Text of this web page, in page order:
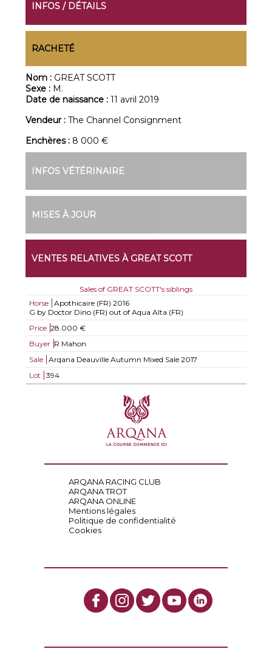
INFOS / DÉTAILS
RACHETÉ
Nom : GREAT SCOTT
Sexe : M.
Date de naissance :11 avril 2019
Vendeur :The Channel Consignment
Enchères : 8 000 €
INFOS VÉTÉRINAIRE
MISES À JOUR
VENTES RELATIVES À GREAT SCOTT
Sales of GREAT SCOTT's siblings
Horse
Apothicaire (FR) 2016
G by Doctor Dino (FR) out of Aqua Alta (FR)
Price 28.000 €
Buyer R Mahon
Sale
Arqana Deauville Autumn Mixed Sale 2017
Lot
394
ARQANA RACING CLUB
ARQANA TROT
ARQANA ONLINE
Mentions légales
Politique de confidentialité
Cookies